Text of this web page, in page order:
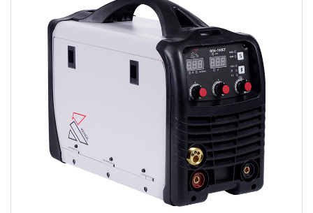
Parâmetros:
110V e 230V Dois tipos de tensão de alimentação.
Identificar e controlar automaticamente. A
máqui...
CONSULTE MAIS INFORMAÇÃO